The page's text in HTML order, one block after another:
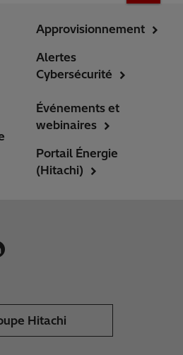
Approvisionnement
Alertes
Cybersécurité
Événements et
webinaires
Portail Énergie
(Hitachi)
Hitachi